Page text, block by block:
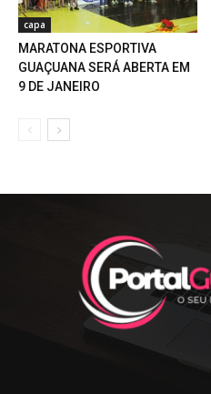
capa
MARATONA ESPORTIVA
GUAÇUANA SERÁ ABERTA EM
9 DE JANEIRO